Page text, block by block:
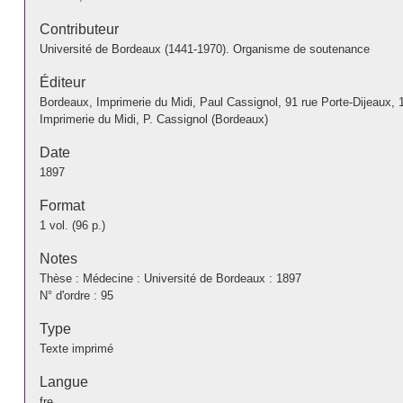
Contributeur
Université de Bordeaux (1441-1970). Organisme de soutenance
Éditeur
Bordeaux, Imprimerie du Midi, Paul Cassignol, 91 rue Porte-Dijeaux,
Imprimerie du Midi, P. Cassignol (Bordeaux)
Date
1897
Format
1 vol. (96 p.)
Notes
Thèse : Médecine : Université de Bordeaux : 1897
N° d'ordre : 95
Type
Texte imprimé
Langue